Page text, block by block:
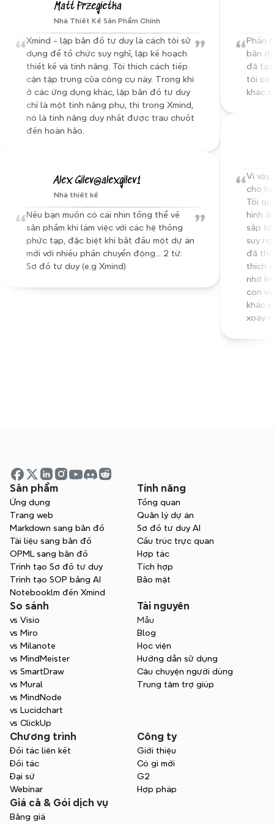
Matt Przegietka
Nhà Thiết Kế Sản Phẩm Chính
“Xmind - lập bản đồ tư duy là cách tôi sử
dụng để tổ chức suy nghĩ, lập kế hoạch
thiết kế và tính năng. Tôi thích cách tiếp
cận tập trung của công cụ này. Trong khi
ở các ứng dụng khác, lập bản đồ tư duy
chỉ là một tính năng phụ, thì trong Xmind,
nó là tính năng duy nhất được trau chuốt
đến hoàn hảo.
”
Alex Gilev@alexgilev1
Nhà thiết kế
“ Nếu bạn muốn có cái nhìn tổng thể về
sản phẩm khi làm việc với các hệ thống
phức tạp, đặc biệt khi bắt đầu một dự án
mới với nhiều phần chuyển động... 2 từ:
Sơ đồ tư duy (e.g Xmind)
”
“ Phần
bản
đã
tôi có
khác
“Vì
cho
Tối
hình
sắp
suy
đã thử
thích
nhờ
con
khác
xoay
Bắt đầu lập bản đồ tư duy
ngay hôm nay
Hãy thử Xmind miễn phí. Bắt đầu khơi dậy
sự sáng tạo và nâng cao hiệu quả ngay
lập tức.
Bắt đầu miễn phí
Liên hệ bộ phận bán hàng
Sản phẩm
Ứng dụng
Trang web
Markdown sang bản đồ
Tài liệu sang bản đồ
OPML sang bản đồ
Trình tạo Sơ đồ tư duy
Trình tạo SOP bằng AI
Notebooklm đến Xmind
Tính năng
Tổng quan
Quản lý dự án
Sơ đồ tư duy AI
Cấu trúc trực quan
Hợp tác
Tích hợp
Bảo mật
So sánh
vs Visio
vs Miro
vs Milanote
vs MindMeister
vs SmartDraw
vs Mural
vs MindNode
vs Lucidchart
vs ClickUp
Tài nguyên
Mẫu
Blog
Học viện
Hướng dẫn sử dụng
Câu chuyện người dùng
Trung tâm trợ giúp
Chương trình
Đối tác liên kết
Đối tác
Đại sứ
Webinar
Công ty
Giới thiệu
Có gì mới
G2
Hợp pháp
Giá cả & Gói dịch vụ
Bảng giá